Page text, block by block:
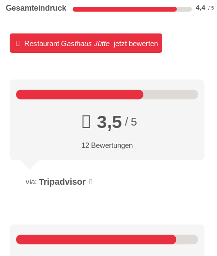
Gesamteindruck 4,4
Restaurant Gasthaus Jütte jetzt bewerten
3,5 / 5
12 Bewertungen
via: Tripadvisor